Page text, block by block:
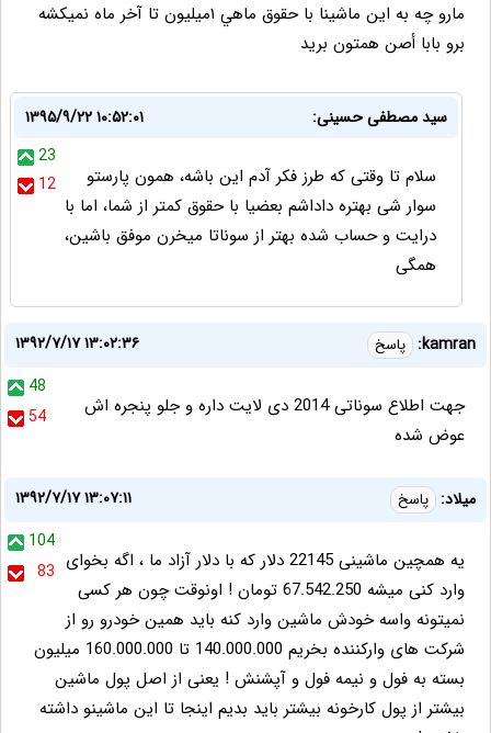
مارو چه به اين ماشينا با حقوق ماهي ١ميليون تا آخر ماه نميكشه
برو بابا أصن همتون بريد
سید مصطفی حسینی:
۱۳۹۵/۹/۲۲ ۱۰:۵۲:۰۱
23
12
سلام تا وقتی که طرز فکر آدم این باشه، همون پارستو
سوار شی بهتره داداشم بعضیا با حقوق کمتر از شما، اما با
درایت و حساب شده بهتر از سوناتا میخرن موفق باشین،
همگی
kamran: پاسخ
۱۳۹۲/۷/۱۷ ۱۳:۰۲:۳۶
48
54
جهت اطلاع سوناتی 2014 دی لایت داره و جلو پنجره اش
عوض شده
میلاد: پاسخ
۱۳۹۲/۷/۱۷ ۱۳:۰۷:۱۱
104
83 یه همچین ماشینی 22145 دلار که با دلار آزاد ما ، اگه بخوای
وارد کنی میشه 67.542.250 تومان ! اونوقت چون هر کسی
نمیتونه واسه خودش ماشین وارد کنه باید همین خودرو رو از
شرکت های وارکننده بخریم 140.000.000 تا 160.000.000 میلیون
بسته به فول و نیمه فول و آپشنش ! یعنی از اصل پول ماشین
بیشتر از پول کارخونه بیشتر باید بدیم اینجا تا این ماشینو داشته